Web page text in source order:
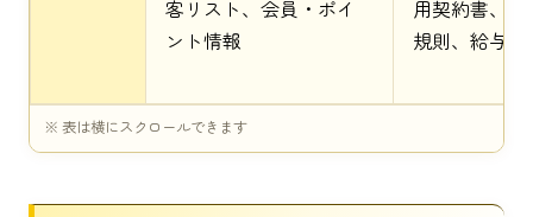
客リスト、会員・ポイ
ント情報
用契約書、就
規則、給与台